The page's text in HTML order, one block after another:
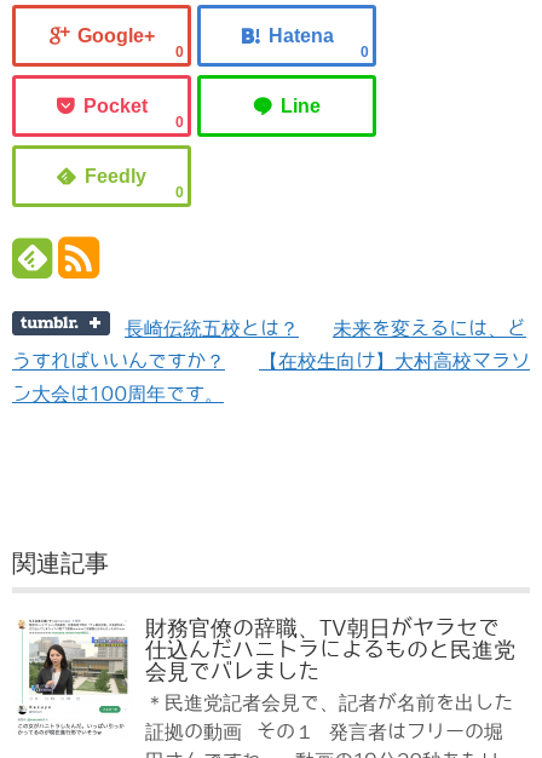
0 0
0
0
長崎伝統五校とは？
未来を変えるには、ど
うすればいいんですか？
【在校生向け】大村高校マラソ
ン大会は100周年です。
関連記事
財務官僚の辞職、TV朝日がヤラセで
仕込んだハニトラによるものと民進党
会見でバレました
＊民進党記者会見で、記者が名前を出した
証拠の動画 その１ 発言者はフリーの堀